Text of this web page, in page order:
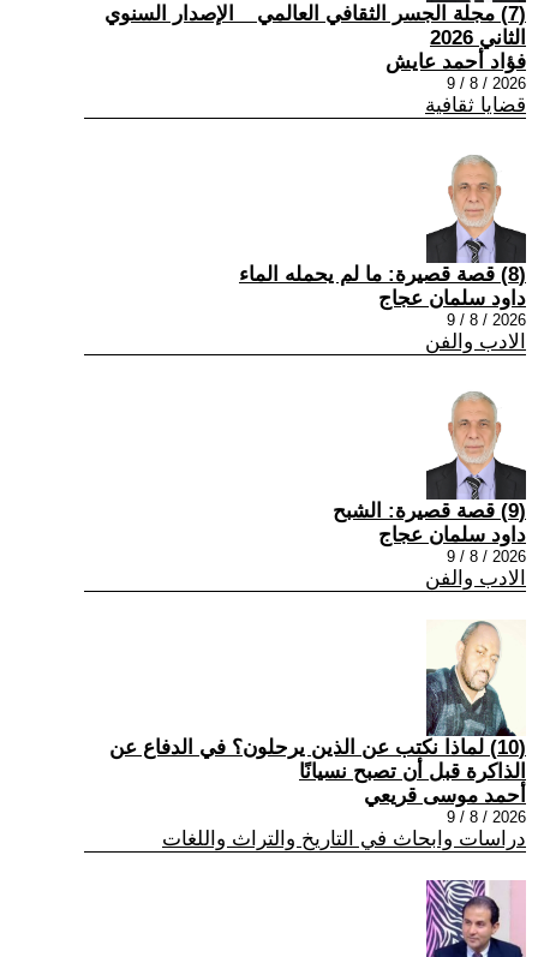
(7) مجلة الجسر الثقافي العالمي _ الإصدار السنوي
الثاني 2026
فؤاد أحمد عايش
2026 / 8 / 9
قضايا ثقافية
(8) قصة قصيرة: ما لم يحمله الماء
داود سلمان عجاج
2026 / 8 / 9
الادب والفن
(9) قصة قصيرة: الشبح
داود سلمان عجاج
2026 / 8 / 9
الادب والفن
(10) لماذا نكتب عن الذين يرحلون؟ في الدفاع عن
الذاكرة قبل أن تصبح نسيانًا
أحمد موسى قريعي
2026 / 8 / 9
دراسات وابحاث في التاريخ والتراث واللغات